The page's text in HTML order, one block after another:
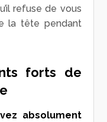
refuse de vous
la tête pendant
forts de
absolument